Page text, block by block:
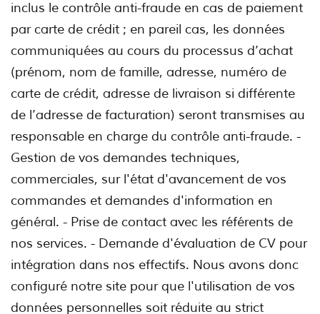
inclus le contrôle anti-fraude en cas de paiement
par carte de crédit ; en pareil cas, les données
communiquées au cours du processus d’achat
(prénom, nom de famille, adresse, numéro de
carte de crédit, adresse de livraison si différente
de l’adresse de facturation) seront transmises au
responsable en charge du contrôle anti-fraude. -
Gestion de vos demandes techniques,
commerciales, sur l'état d'avancement de vos
commandes et demandes d'information en
général. - Prise de contact avec les référents de
nos services. - Demande d'évaluation de CV pour
intégration dans nos effectifs. Nous avons donc
configuré notre site pour que l'utilisation de vos
données personnelles soit réduite au strict